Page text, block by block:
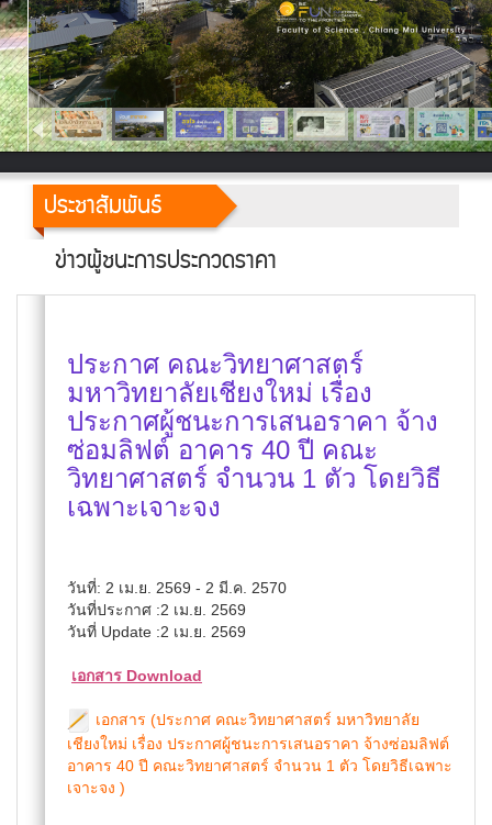
ประชาสัมพันธ์
ข่าวผู้ชนะการประกวดราคา
ประกาศ คณะวิทยาศาสตร์
มหาวิทยาลัยเชียงใหม่ เรื่อง
ประกาศผู้ชนะการเสนอราคา จ้าง
ซ่อมลิฟต์ อาคาร 40 ปี คณะ
วิทยาศาสตร์ จำนวน 1 ตัว โดยวิธี
เฉพาะเจาะจง
วันที่: 2 เม.ย. 2569 - 2 มี.ค. 2570
วันที่ประกาศ :2 เม.ย. 2569
วันที่ Update :2 เม.ย. 2569
เอกสาร Download
เอกสาร (ประกาศ คณะวิทยาศาสตร์ มหาวิทยาลัย
เชียงใหม่ เรื่อง ประกาศผู้ชนะการเสนอราคา จ้างซ่อมลิฟต์
อาคาร 40 ปี คณะวิทยาศาสตร์ จำนวน 1 ตัว โดยวิธีเฉพาะ
เจาะจง )